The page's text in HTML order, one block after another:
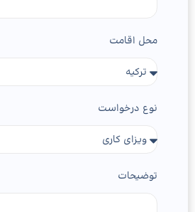
محل اقامت
نوع درخواست
توضیحات